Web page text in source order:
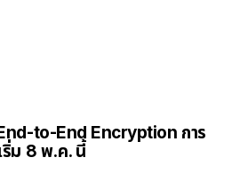
to-End Encryption การ
ริ่ม 8 พ.ค. นี้